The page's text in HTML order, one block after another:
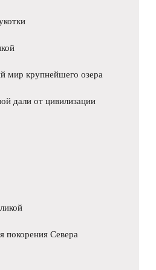
мир крупнейшего озера
дали от цивилизации
покорения Севера